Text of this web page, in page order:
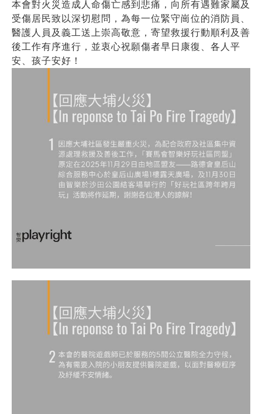
本會對火災造成人命傷亡感到悲痛，向所有遇難家屬及
受傷居民致以深切慰問，為每一位緊守崗位的消防員、
醫護人員及義工送上崇高敬意，寄望救援行動順利及善
後工作有序進行，並衷心祝願傷者早日康復、各人平
安、孩子安好！